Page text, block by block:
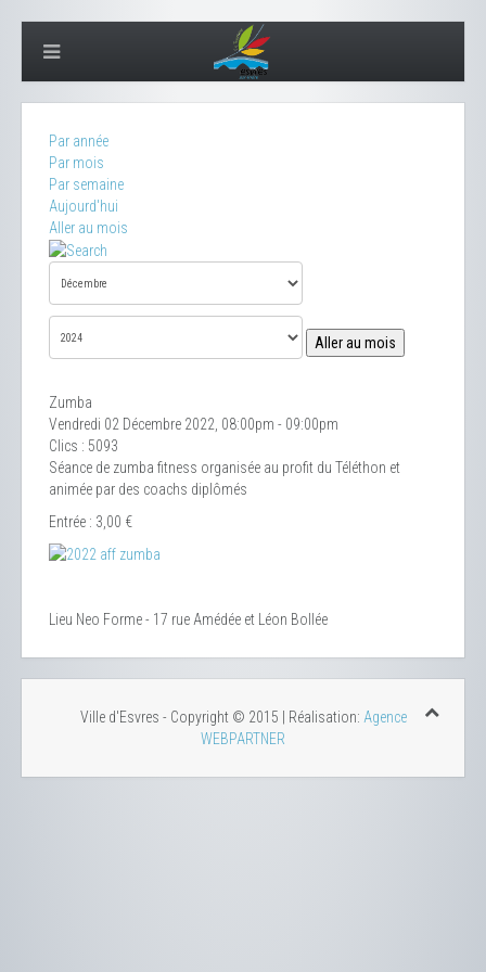
Par année
Par mois
Par semaine
Aujourd'hui
Aller au mois
Aller au mois
Zumba
Vendredi 02 Décembre 2022, 08:00pm - 09:00pm
Clics : 5093
Séance de zumba fitness organisée au profit du Téléthon et
animée par des coachs diplômés
Entrée : 3,00 €
Lieu Neo Forme - 17 rue Amédée et Léon Bollée
Ville d'Esvres - Copyright © 2015 | Réalisation: Agence
WEBPARTNER